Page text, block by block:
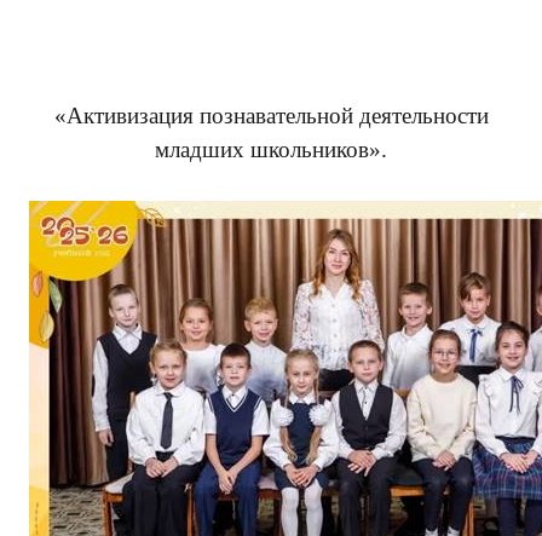
«Активизация познавательной деятельности
младших школьников».